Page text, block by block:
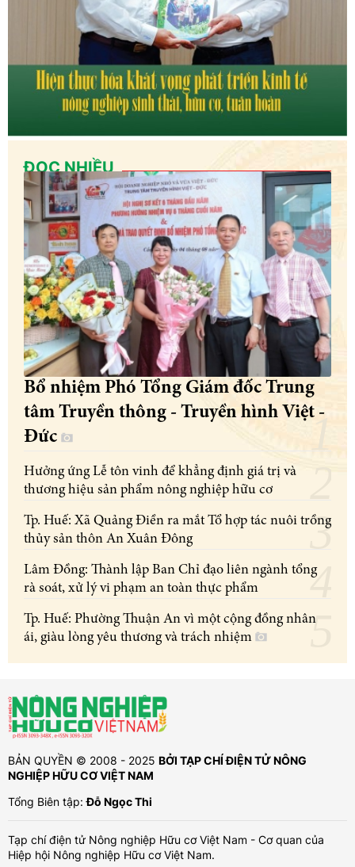
ĐỌC NHIỀU
Bổ nhiệm Phó Tổng Giám đốc Trung
tâm Truyền thông - Truyền hình Việt -
Đức
Hưởng ứng Lễ tôn vinh để khẳng định giá trị và
thương hiệu sản phẩm nông nghiệp hữu cơ
Tp. Huế: Xã Quảng Điền ra mắt Tổ hợp tác nuôi trồng
thủy sản thôn An Xuân Đông
Lâm Đồng: Thành lập Ban Chỉ đạo liên ngành tổng
rà soát, xử lý vi phạm an toàn thực phẩm
Tp. Huế: Phường Thuận An vì một cộng đồng nhân
ái, giàu lòng yêu thương và trách nhiệm
BẢN QUYỀN © 2008 - 2025 BỞI TẠP CHÍ ĐIỆN TỬ NÔNG
NGHIỆP HỮU CƠ VIỆT NAM
Tổng Biên tập:Đỗ Ngọc Thi
Tạp chí điện tử Nông nghiệp Hữu cơ Việt Nam - Cơ quan của
Hiệp hội Nông nghiệp Hữu cơ Việt Nam.